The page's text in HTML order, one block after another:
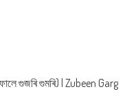
গুজৰি গুমৰি) | Zubeen Garg